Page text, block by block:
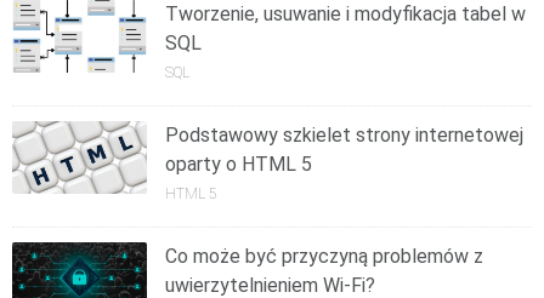
Tworzenie, usuwanie i modyfikacja tabel w
SQL
SQL
Podstawowy szkielet strony internetowej
oparty o HTML 5
HTML 5
Co może być przyczyną problemów z
uwierzytelnieniem Wi-Fi?